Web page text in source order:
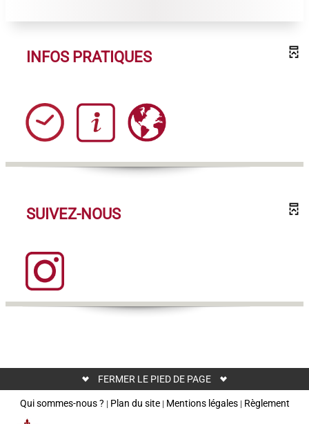
INFOS PRATIQUES
SUIVEZ-NOUS
FERMER LE PIED DE PAGE
Qui sommes-nous ? | Plan du site| Mentions légales| Règlement